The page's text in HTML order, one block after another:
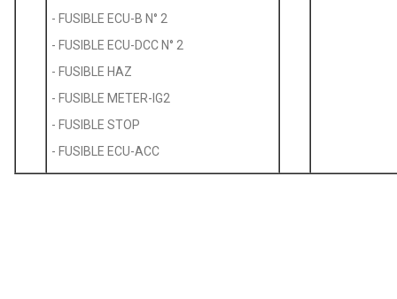
- FUSIBLE ECU-B N° 2
- FUSIBLE ECU-DCC N° 2
- FUSIBLE HAZ
- FUSIBLE METER-IG2
- FUSIBLE STOP
- FUSIBLE ECU-ACC